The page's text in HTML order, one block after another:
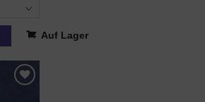
Auf Lager